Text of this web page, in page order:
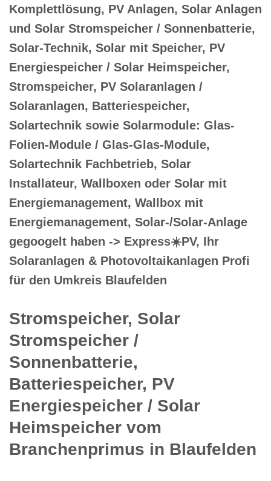
Komplettlösung, PV Anlagen, Solar Anlagen
und Solar Stromspeicher / Sonnenbatterie,
Solar-Technik, Solar mit Speicher, PV
Energiespeicher / Solar Heimspeicher,
Stromspeicher, PV Solaranlagen /
Solaranlagen, Batteriespeicher,
Solartechnik sowie Solarmodule: Glas-
Folien-Module / Glas-Glas-Module,
Solartechnik Fachbetrieb, Solar
Installateur, Wallboxen oder Solar mit
Energiemanagement, Wallbox mit
Energiemanagement, Solar-/Solar-Anlage
gegoogelt haben -> Express☀️PV️, Ihr
Solaranlagen & Photovoltaikanlagen Profi
für den Umkreis Blaufelden
Stromspeicher, Solar
Stromspeicher /
Sonnenbatterie,
Batteriespeicher, PV
Energiespeicher / Solar
Heimspeicher vom
Branchenprimus in Blaufelden